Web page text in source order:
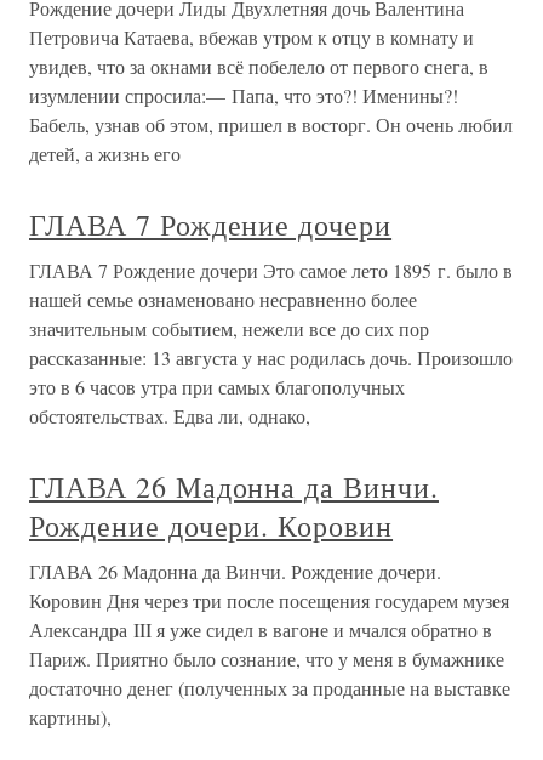
Рождение дочери Лиды Двухлетняя дочь Валентина
Петровича Катаева, вбежав утром к отцу в комнату и
увидев, что за окнами всё побелело от первого снега, в
изумлении спросила:— Папа, что это?! Именины?!
Бабель, узнав об этом, пришел в восторг. Он очень любил
детей, а жизнь его
ГЛАВА 7 Рождение дочери
ГЛАВА 7 Рождение дочери Это самое лето 1895 г. было в
нашей семье ознаменовано несравненно более
значительным событием, нежели все до сих пор
рассказанные: 13 августа у нас родилась дочь. Произошло
это в 6 часов утра при самых благополучных
обстоятельствах. Едва ли, однако,
ГЛАВА 26 Мадонна да Винчи.
Рождение дочери. Коровин
ГЛАВА 26 Мадонна да Винчи. Рождение дочери.
Коровин Дня через три после посещения государем музея
Александра III я уже сидел в вагоне и мчался обратно в
Париж. Приятно было сознание, что у меня в бумажнике
достаточно денег (полученных за проданные на выставке
картины),